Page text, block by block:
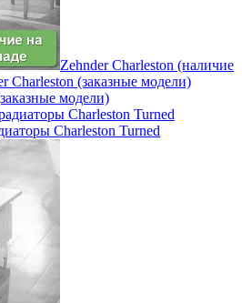
Zehnder Charleston (наличие
модели)
Charleston Turned